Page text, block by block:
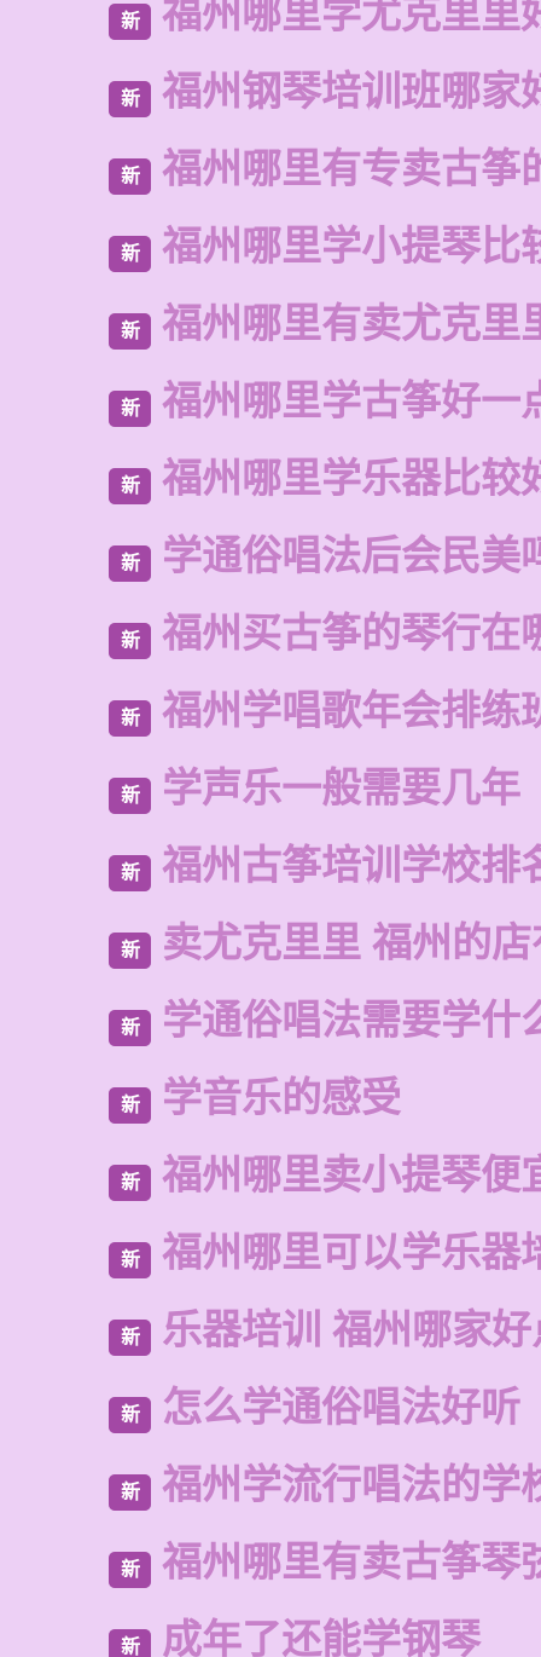
新 福州哪里学尤克里里
新 福州钢琴培训班哪家
新 福州哪里有专卖古筝
新 福州哪里学小提琴比
新 福州哪里有卖尤克里
新 福州哪里学古筝好一
新 福州哪里学乐器比较
新 学通俗唱法后会民美
新 福州买古筝的琴行在
新 福州学唱歌年会排练
新 学声乐一般需要几年
新 福州古筝培训学校排
新 卖尤克里里 福州的
新 学通俗唱法需要学什
新 学音乐的感受
新 福州哪里卖小提琴便
新 福州哪里可以学乐器
新 乐器培训 福州哪家
新 怎么学通俗唱法好听
新 福州学流行唱法的学
新 福州哪里有卖古筝琴
新 成年了还能学钢琴